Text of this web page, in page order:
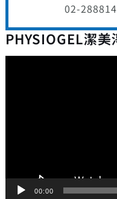
02-
PHYSIOGEL潔
00:00